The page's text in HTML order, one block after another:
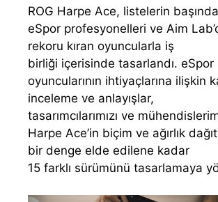
ROG Harpe Ace, listelerin
eSpor profesyonelleri ve Aim
rekoru kıran oyuncularla iş
birliği içerisinde tasarlandı. eSpor
oyuncularının ihtiyaçlarına ilişkin
inceleme ve anlayışlar,
tasarımcılarımızı ve
Harpe Ace’in biçim ve ağırlık
bir denge elde edilene kadar
15 farklı sürümünü tasarlamaya